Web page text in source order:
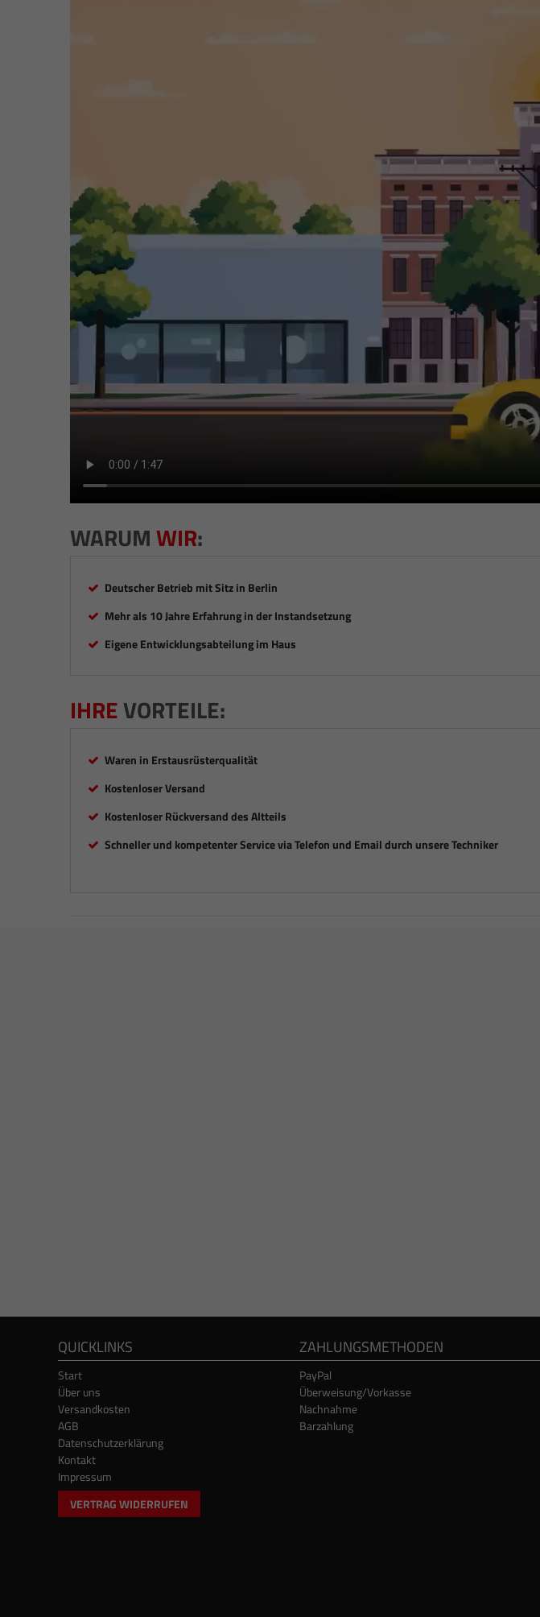
WARUMWIR:
Deutscher Betrieb mit Sitz in Berlin
Mehr als 10 Jahre Erfahrung in der Instandsetzung
Eigene Entwicklungsabteilung im Haus
IHREVORTEILE:
Waren in Erstausrüsterqualität
Kostenloser Versand
Kostenloser Rückversand des Altteils
Schneller und kompetenter Service via Telefon und Email durch unsere Techniker
QUICKLINKS
Start
Über uns
Versandkosten
AGB
Datenschutzerklärung
Kontakt
Impressum
VERTRAG WIDERRUFEN
ZAHLUNGSMETHODEN
PayPal
Überweisung/Vorkasse
Nachnahme
Barzahlung